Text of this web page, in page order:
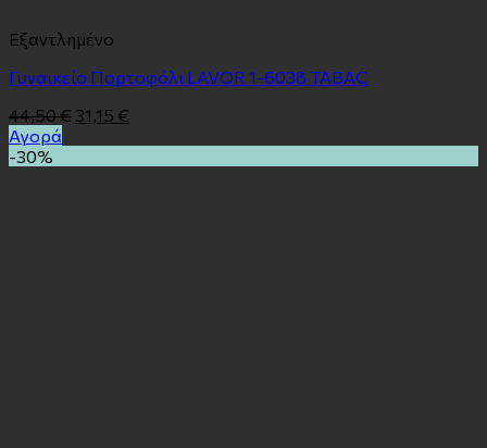
Εξαντλημένο
Γυναικείο Πορτοφόλι LAVOR 1-6038 TABAC
44,50€ 31,15 €
Αγορά
-30%